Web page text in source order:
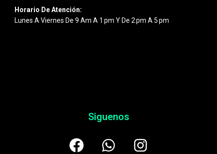
Horario De Atención:
Lunes A Viernes De 9 Am A 1 Pm Y De 2 Pm A 5 Pm
Siguenos